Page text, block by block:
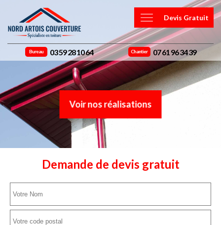
Devis Gratuit
Bureau 03 59 28 10 64 Chantier 07 61 96 34 39
Voir nos réalisations
Demande de devis gratuit